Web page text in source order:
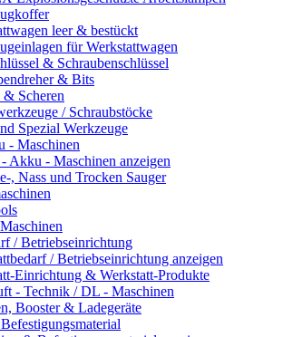
leer & bestückt
für Werkstattwagen
& Schraubenschlüssel
& Bits
& Scheren
/ Schraubstöcke
Spezial Werkzeuge
- Maschinen
Akku - Maschinen anzeigen
, Nass und Trocken Sauger
/ Betriebseinrichtung
/ Betriebseinrichtung anzeigen
Einrichtung & Werkstatt-Produkte
- Technik / DL - Maschinen
Booster & Ladegeräte